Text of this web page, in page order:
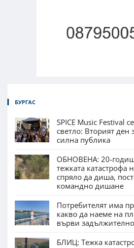
БУРГАС
SPICE Music Festival
светло: Вторият ден
силна публика
ОБНОВЕНА: 20-
тежката катастрофа
спряло да диша,
командно дишане
Потребителят има
какво да наеме на
върви
БЛИЦ: Тежка